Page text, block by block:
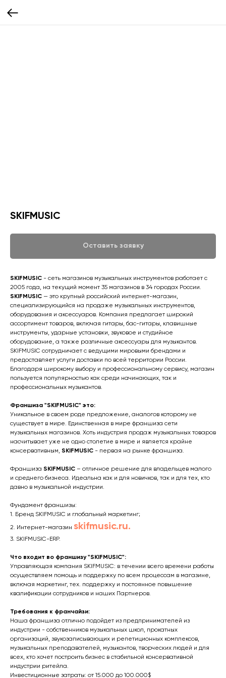
SKIFMUSIC
Оставить заявку
SKIFMUSIC - сеть магазинов музыкальных инструментов работает с
2005 года, на текущий момент 35 магазинов в 34 городах России.
SKIFMUSIC — это крупный российский интернет-магазин,
специализирующийся на продаже музыкальных инструментов,
оборудования и аксессуаров. Компания предлагает широкий
ассортимент товаров, включая гитары, бас-гитары, клавишные
инструменты, ударные установки, звуковое и студийное
оборудование, а также различные аксессуары для музыкантов.
SKIFMUSIC сотрудничает с ведущими мировыми брендами и
предоставляет услуги доставки по всей территории России.
Благодаря широкому выбору и профессиональному сервису, магазин
пользуется популярностью как среди начинающих, так и
профессиональных музыкантов.
Франшиза "SKIFMUSIC" это:
Уникальное в своем роде предложение, аналогов которому не
существует в мире. Единственная в мире франшиза сети
музыкальных магазинов. Хоть индустрия продаж музыкальных товаров
насчитывает уже не одно столетие в мире и является крайне
консервативным, SKIFMUSIC - первая на рынке франшиза.
Франшиза SKIFMUSIC – отличное решение для владельцев малого
и среднего бизнеса. Идеальна как и для новичков, так и для тех, кто
давно в музыкальной индустрии.
Фундамент франшизы:
1. Бренд SKIFMUSIC и глобальный маркетинг;
2. Интернет-магазин skifmusic.ru.
3. SKIFMUSIC-ERP.
Что входит во франшизу "SKIFMUSIC":
Управляющая компания SKIFMUSIC: в течении всего времени работы
осуществляем помощь и поддержку по всем процессам в магазине,
включая маркетинг, тех. поддержку и постоянное повышение
квалификации сотрудников и наших Партнеров.
Требования к франчайзи:
Наша франшиза отлично подойдет из предпринимателей из
индустрии - собственников музыкальных школ, прокатных
организаций, звукозаписывающих и репетиционных комплексов,
музыкальных преподавателей, музыкантов, творческих людей и для
всех, кто хочет построить бизнес в стабильной консервативной
индустрии ритейла.
Инвестиционные затраты: от 15.000 до 100.000$